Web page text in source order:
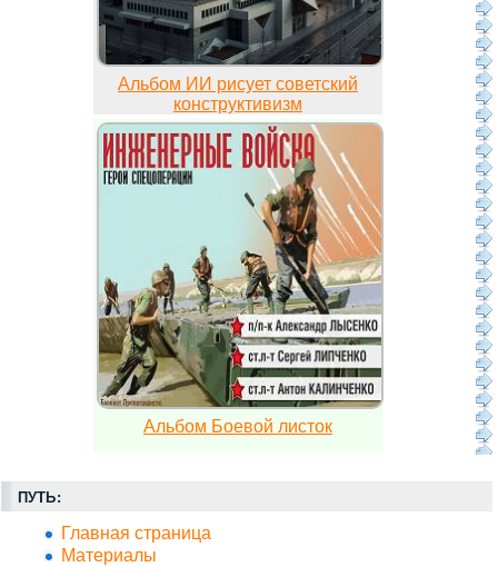
Альбом ИИ рисует советский
конструктивизм
Альбом Боевой листок
ПУТЬ:
Главная страница
Материалы